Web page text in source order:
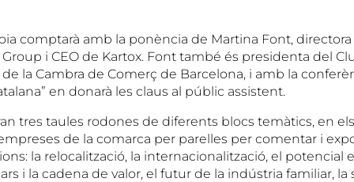
comptarà amb la ponència de Martina Font,
i CEO de Kartox. Font també és presidenta del
la Cambra de Comerç de Barcelona, i amb la
en donarà les claus al públic assistent.
tres taules rodones de diferents blocs temàtics, en
de la comarca per parelles per comentar i
la relocalització, la internacionalització, el potencial
i la cadena de valor, el futur de la indústria familiar,